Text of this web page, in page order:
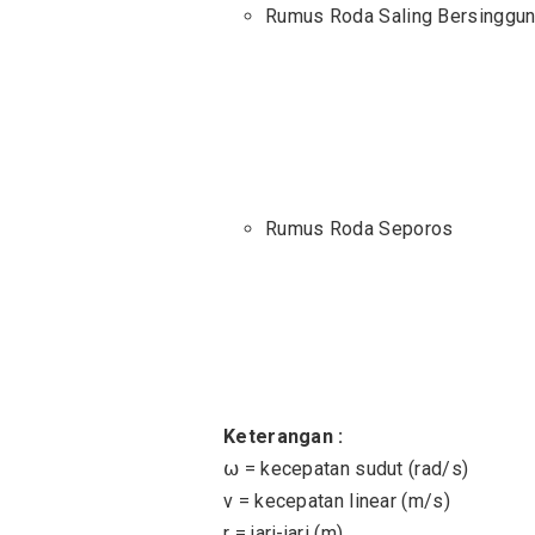
Rumus Roda Saling
Rumus Roda Seporos
Keterangan :
⍵ = kecepatan sudut (rad/s)
v = kecepatan linear (m/s)